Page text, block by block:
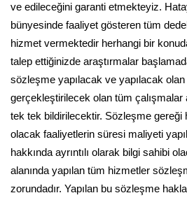
ve edileceğini garanti etmekteyiz.
bünyesinde faaliyet gösteren tüm
hizmet vermektedir herhangi bir
talep ettiğinizde araştırmalar
sözleşme yapılacak ve yapılacak
gerçekleştirilecek olan tüm çalışmalar
tek tek bildirilecektir. Sözleşme gereği
olacak faaliyetlerin süresi maliyeti
hakkında ayrıntılı olarak bilgi sahibi
alanında yapılan tüm hizmetler
zorundadır. Yapılan bu sözleşme